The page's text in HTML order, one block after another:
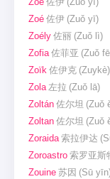
Zoé 佐伊 (Zuǒ yī)
Zoély 佐丽 (Zuǒ lì)
Zofia 佐菲亚 (Zuǒ
Zoïk 佐伊克 (Zuykè)
Zola 左拉 (Zuǒ lā)
Zoltán 佐尔坦 (Zuǒ
Zoltan 佐尔坦 (Zuǒ
Zoraida 索拉伊达
Zoroastro 索罗亚斯
Zouine 苏因 (Sū